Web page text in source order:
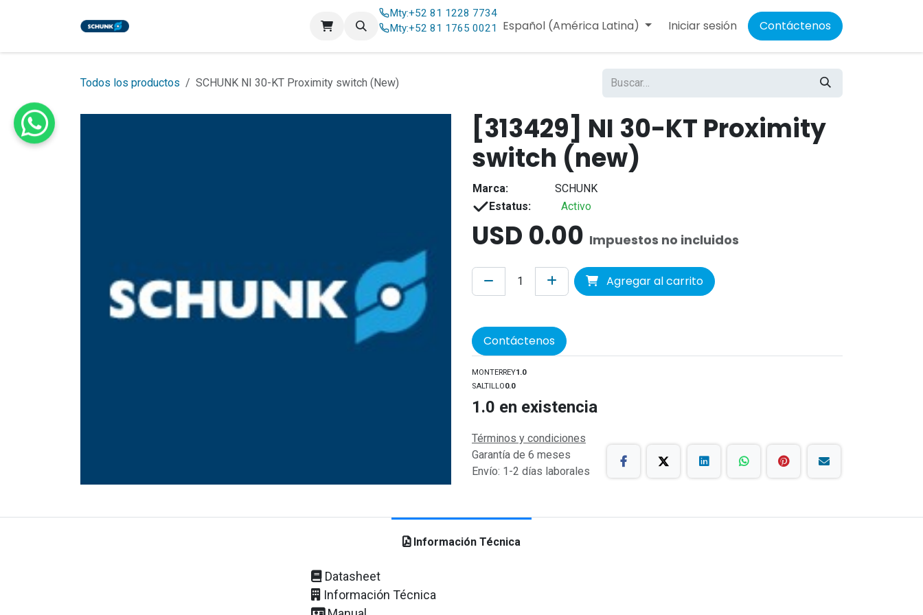
Contáctenos
Mty:+52 81 1228 7734
Mty:+52 81 1765 0021 Español (América Latina) Iniciar sesión Contáctenos
Todos los productos SCHUNK NI 30-KT Proximity switch (New)
[313429] NI 30-KT Proximity
switch (new)
Marca:
SCHUNK
Estatus:
Activo
USD 0.00 Impuestos no incluidos
Agregar al carrito
Contáctenos
MONTERREY1.0
SALTILLO0.0
1.0 en existencia
Términos y condiciones
Garantía de 6 meses
Envío: 1-2 días laborales
Información Técnica
Datasheet
Información Técnica